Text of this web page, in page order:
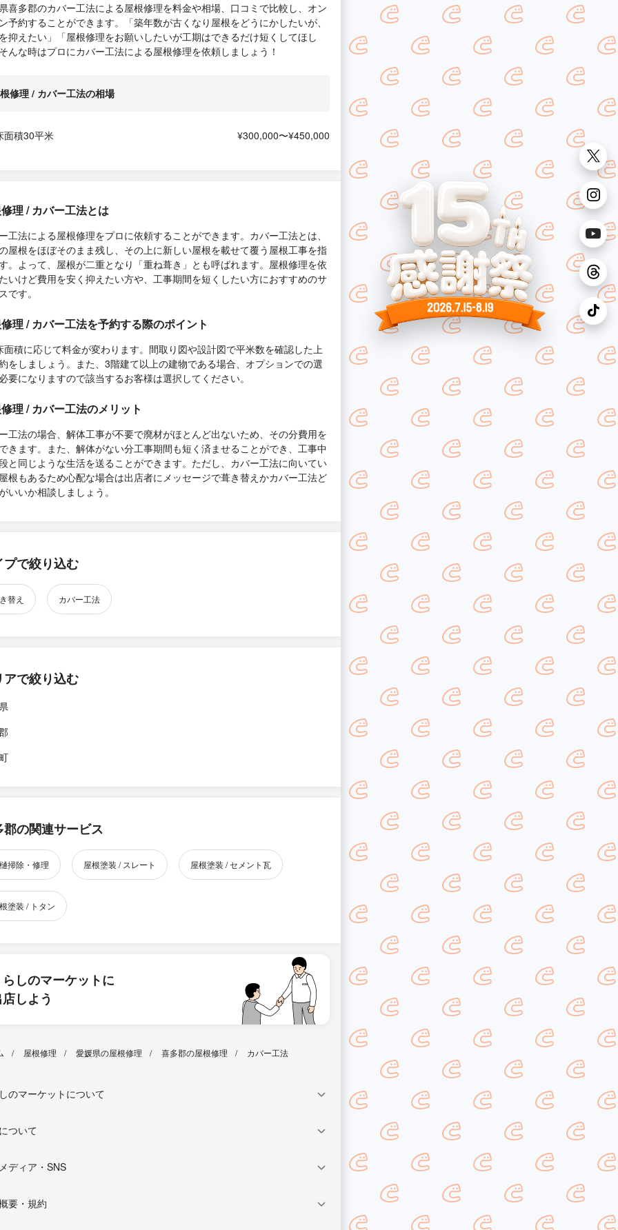
喜多郡のカバー工法による屋根修理を料金や相場、口コミで比較し、オン
予約することができます。「築年数が古くなり屋根をどうにかしたいが、
抑えたい」「屋根修理をお願いしたいが工期はできるだけ短くしてほし
んな時はプロにカバー工法による屋根修理を依頼しましょう！
修理 / カバー工法の相場
面積30平米 ¥300,000〜¥450,000
理 / カバー工法とは
工法による屋根修理をプロに依頼することができます。カバー工法とは、
屋根をほぼそのまま残し、その上に新しい屋根を載せて覆う屋根工事を指
。よって、屋根が二重となり「重ね葺き」とも呼ばれます。屋根修理を依
いけど費用を安く抑えたい方や、工事期間を短くしたい方におすすめのサ
です。
理 / カバー工法を予約する際のポイント
面積に応じて料金が変わります。間取り図や設計図で平米数を確認した上
をしましょう。また、3階建て以上の建物である場合、オプションでの選
要になりますので該当するお客様は選択してください。
理 / カバー工法のメリット
工法の場合、解体工事が不要で廃材がほとんど出ないため、その分費用を
きます。また、解体がない分工事期間も短く済ませることができ、工事中
と同じような生活を送ることができます。ただし、カバー工法に向いてい
根もあるため心配な場合は出店者にメッセージで葺き替えかカバー工法ど
いいか相談しましょう。
プで絞り込む
替え カバー工法
アで絞り込む
郡の関連サービス
掃除・修理 屋根塗装 / スレート 屋根塗装 / セメント瓦
塗装 / トタン
しのマーケットに
しよう
屋根修理 愛媛県の屋根修理 喜多郡の屋根修理 カバー工法
のマーケットについて
ついて
ディア・SNS
要・規約